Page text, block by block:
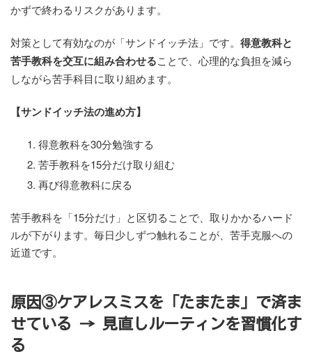
かずで終わるリスクがあります。
対策として有効なのが「サンドイッチ法」です。 得意教科と
苦手教科を交互に組み合わせることで、心理的な負担を減ら
しながら苦手科目に取り組めます。
【サンドイッチ法の進め方】
得意教科を30分勉強する
苦手教科を15分だけ取り組む
再び得意教科に戻る
苦手教科を「15分だけ」と区切ることで、取りかかるハード
ルが下がります。毎日少しずつ触れることが、苦手克服への
近道です。
原因③ケアレスミスを「たまたま」で済ま
せている → 見直しルーティンを習慣化す
る